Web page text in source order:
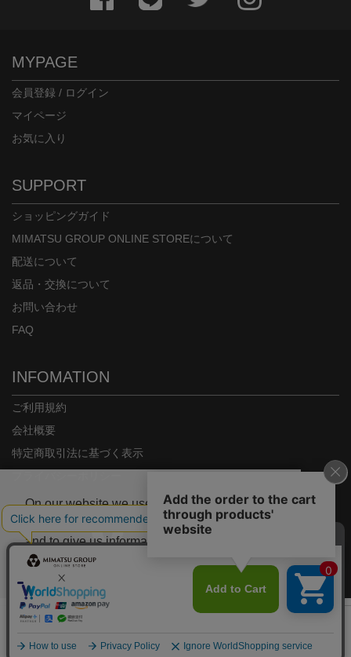
MYPAGE
会員登録 / ログイン
マイページ
お気に入り
SUPPORT
ショッピングガイド
MIMATSU GROUP ONLINE STOREについて
配送について
返品・交換について
お問い合わせ
FAQ
INFOMATION
ご利用規約
会社概要
特定商取引法に基づく表示
Copyright© MIMATSU.CO.,LTD. ALL RIGHTS RESERVED.
On our website we use some cookies. These
are necessary for our site to work properly
and to give us information about how our site
is used.
Deny Accept